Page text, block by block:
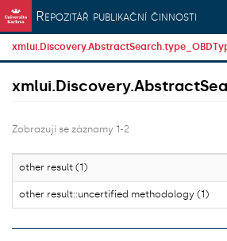
Přeskočit na obsah
Repozitář publikační činnosti
Zobrazují se záznamy 1-2
other result (1)
other result::uncertified methodology (1)